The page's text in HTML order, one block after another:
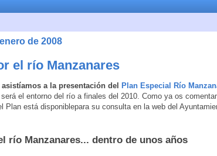
de 2008
el río Manzanares
a la presentación del Plan Especial Río
el entorno del río a finales del 2010. Como ya os
Plan está disponiblepara su consulta en la web del
río Manzanares... dentro de unos años